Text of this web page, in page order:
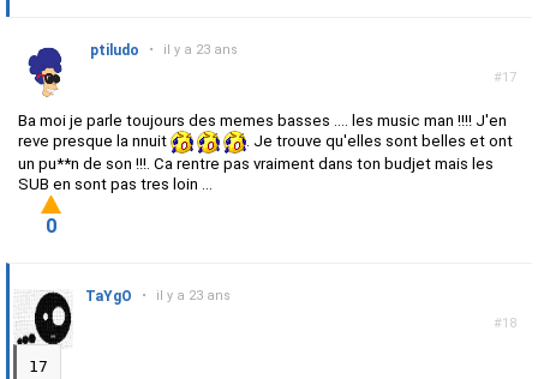
#17
ptiludo • il y a 23 ans
Ba moi je parle toujours des memes basses .... les music man !!!! J'en
reve presque la nnuit
. Je trouve qu'elles sont belles et ont
un pu**n de son !!!. Ca rentre pas vraiment dans ton budjet mais les
SUB en sont pas tres loin ...
0
#18
TaYgO • il y a 23 ans
17